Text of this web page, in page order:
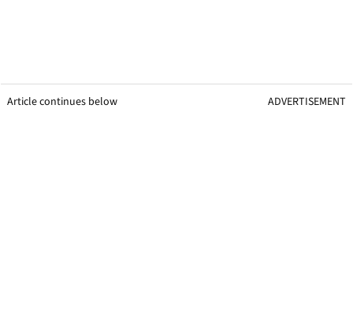
Article continues below ADVERTISEMENT